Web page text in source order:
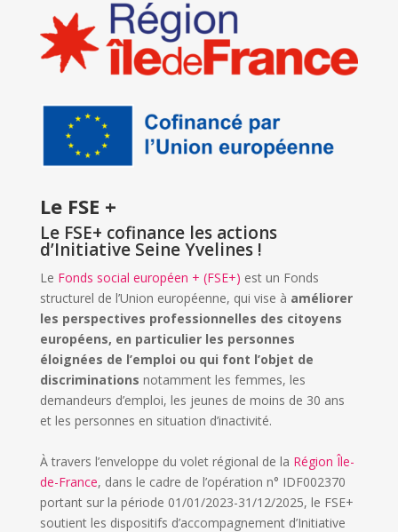
Le FSE +
Le FSE+ cofinance les actions
d’Initiative Seine Yvelines !
Le Fonds social européen + (FSE+) est un Fonds
structurel de l’Union européenne, qui vise à améliorer
les perspectives professionnelles des citoyens
européens, en particulier les personnes
éloignées de l’emploi ou qui font l’objet de
discriminations notamment les femmes, les
demandeurs d’emploi, les jeunes de moins de 30 ans
et les personnes en situation d’inactivité.
À travers l’enveloppe du volet régional de la Région Île-
de-France, dans le cadre de l’opération n° IDF002370
portant sur la période 01/01/2023-31/12/2025, le FSE+
soutient les dispositifs d’accompagnement d’Initiative